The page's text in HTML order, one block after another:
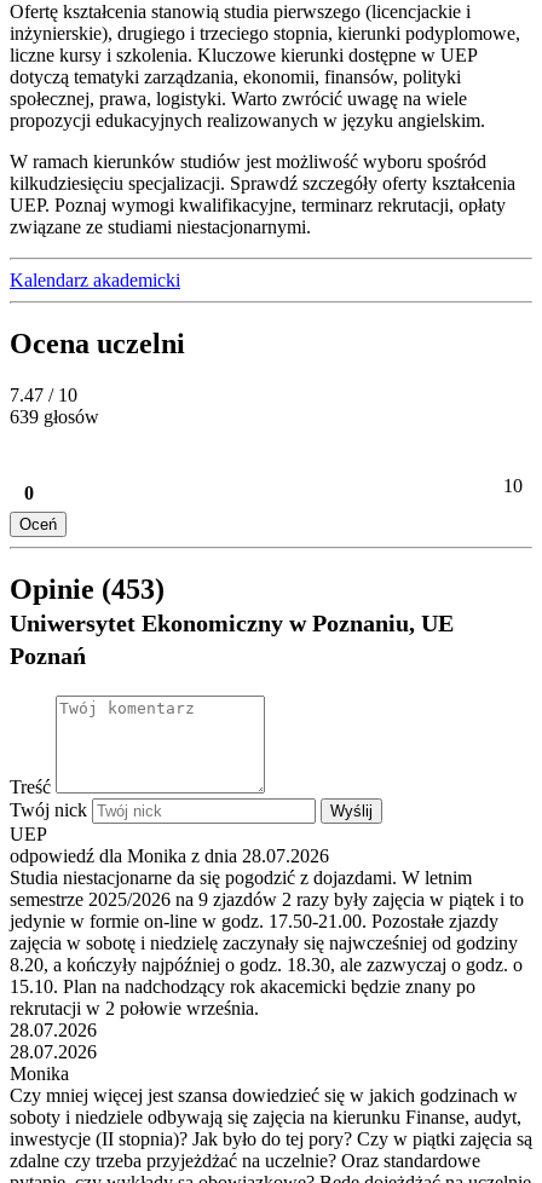
Ofertę kształcenia stanowią studia pierwszego (licencjackie i
inżynierskie), drugiego i trzeciego stopnia, kierunki podyplomowe,
liczne kursy i szkolenia. Kluczowe kierunki dostępne w UEP
dotyczą tematyki zarządzania, ekonomii, finansów, polityki
społecznej, prawa, logistyki. Warto zwrócić uwagę na wiele
propozycji edukacyjnych realizowanych w języku angielskim.
W ramach kierunków studiów jest możliwość wyboru spośród
kilkudziesięciu specjalizacji. Sprawdź szczegóły oferty kształcenia
UEP. Poznaj wymogi kwalifikacyjne, terminarz rekrutacji, opłaty
związane ze studiami niestacjonarnymi.
Kalendarz akademicki
Ocena uczelni
7.47 / 10
639 głosów
0 10
Oceń
Opinie (453)
Uniwersytet Ekonomiczny w Poznaniu, UE
Poznań
Treść
Twój nick
Wyślij
UEP
odpowiedź dla Monika z dnia 28.07.2026
Studia niestacjonarne da się pogodzić z dojazdami. W letnim
semestrze 2025/2026 na 9 zjazdów 2 razy były zajęcia w piątek i to
jedynie w formie on-line w godz. 17.50-21.00. Pozostałe zjazdy
zajęcia w sobotę i niedzielę zaczynały się najwcześniej od godziny
8.20, a kończyły najpóźniej o godz. 18.30, ale zazwyczaj o godz. o
15.10. Plan na nadchodzący rok akacemicki będzie znany po
rekrutacji w 2 połowie września.
28.07.2026
28.07.2026
Monika
Czy mniej więcej jest szansa dowiedzieć się w jakich godzinach w
soboty i niedziele odbywają się zajęcia na kierunku Finanse, audyt,
inwestycje (II stopnia)? Jak było do tej pory? Czy w piątki zajęcia są
zdalne czy trzeba przyjeżdżać na uczelnie? Oraz standardowe